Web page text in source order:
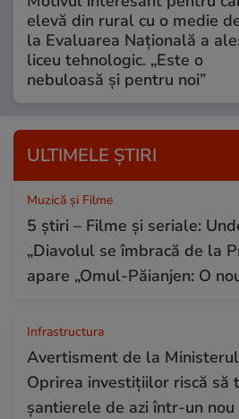
elevă din rural cu o medie
la Evaluarea Națională a
liceu tehnologic. „Este o
nebuloasă și pentru noi”
ULTIMELE ȘTIRI
Muzică și Filme
5 știri – Filme și seriale:
„Diavolul se îmbracă de la
apare „Omul-Păianjen: O
Infrastructura
Avertisment de la
Oprirea investițiilor riscă să
șantierele de azi într-un nou